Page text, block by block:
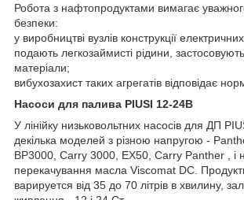
Робота з нафтопродуктами вимагає
безпеки:
у виробництві вузлів конструкції
подають легкозаймисті рідини,
матеріали;
вибухозахист таких агрегатів відповідає
Насоси для палива PIUSI 12-24B
У лінійку низьковольтних насосів для ДП
декілька моделей з різною напругою -
BP3000, Carry 3000, EX50, Carry Panther , і
перекачування масла Viscomat DC.
варируется від 35 до 70 літрів в хвилину,